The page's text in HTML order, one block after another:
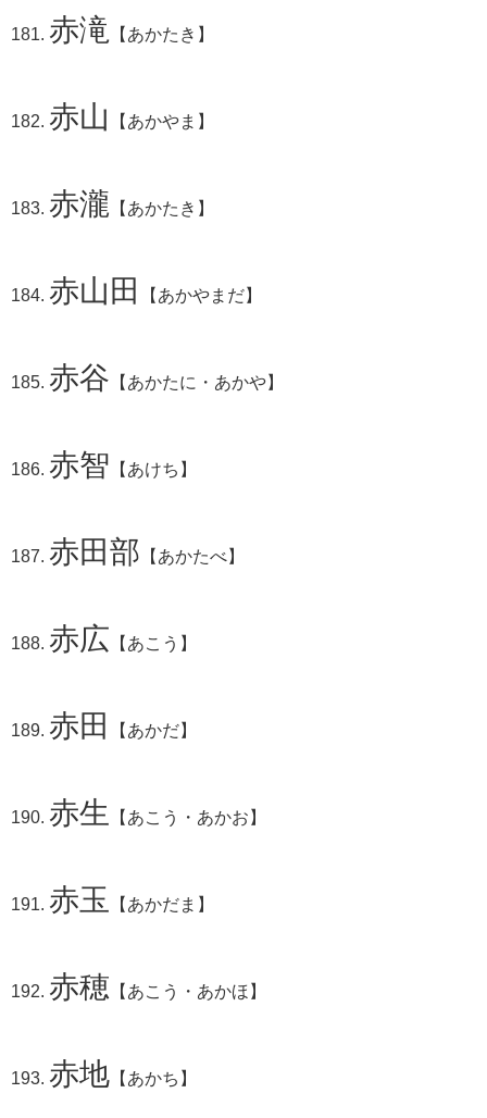
赤滝 【あかたき】
赤山 【あかやま】
赤瀧 【あかたき】
赤山田 【あかやまだ】
赤谷 【あかたに・あかや】
赤智 【あけち】
赤田部 【あかたべ】
赤広 【あこう】
赤田 【あかだ】
赤生 【あこう・あかお】
赤玉 【あかだま】
赤穂 【あこう・あかほ】
赤地 【あかち】